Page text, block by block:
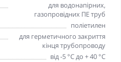
для водонапірних,
газопровідних ПЕ труб
поліетилен
для герметичного закриття
кінця трубопроводу
від -5 °C до + 40 °C